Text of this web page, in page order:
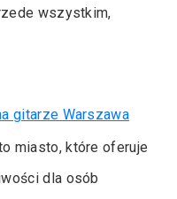
wszystkim,
gitarze Warszawa
miasto, które oferuje
dla osób